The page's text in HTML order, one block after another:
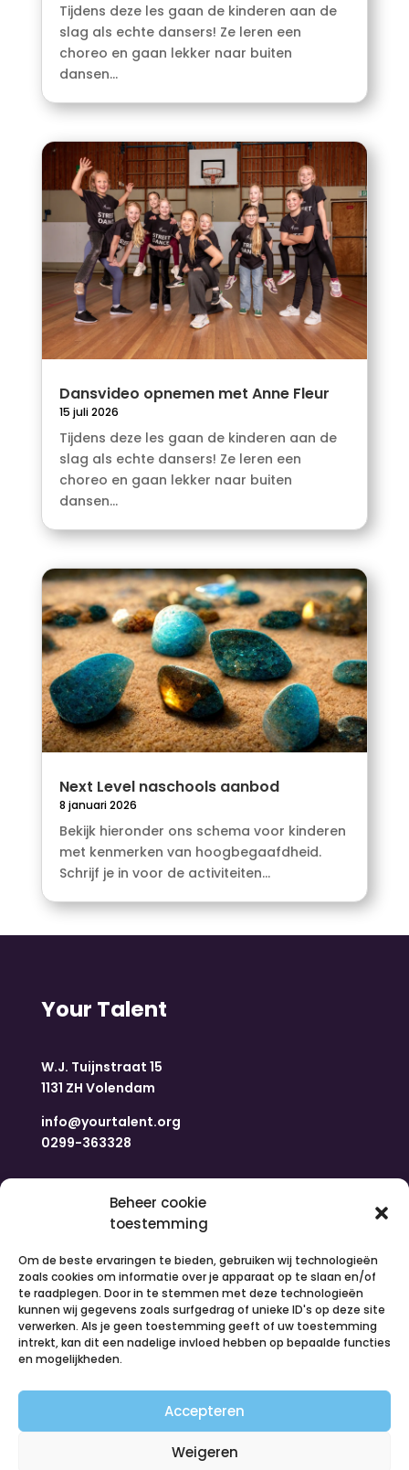
Beheer cookie
toestemming
Om de beste ervaringen te bieden, gebruiken wij technologieën
zoals cookies om informatie over je apparaat op te slaan en/of
te raadplegen. Door in te stemmen met deze technologieën
kunnen wij gegevens zoals surfgedrag of unieke ID's op deze site
verwerken. Als je geen toestemming geeft of uw toestemming
intrekt, kan dit een nadelige invloed hebben op bepaalde functies
en mogelijkheden.
Accepteren
Weigeren
Tijdens deze les gaan de kinderen aan de
slag als echte dansers! Ze leren een
choreo en gaan lekker naar buiten
dansen...
Dansvideo opnemen met Anne Fleur
15 juli 2026
Tijdens deze les gaan de kinderen aan de
slag als echte dansers! Ze leren een
choreo en gaan lekker naar buiten
dansen...
Next Level naschools aanbod
8 januari 2026
Bekijk hieronder ons schema voor kinderen
met kenmerken van hoogbegaafdheid.
Schrijf je in voor de activiteiten...
Your Talent
W.J. Tuijnstraat 15
1131 ZH Volendam
info@yourtalent.org
0299-363328
Navigatie
Nieuws
Over ons
Contact
Inloggen
Vacatures